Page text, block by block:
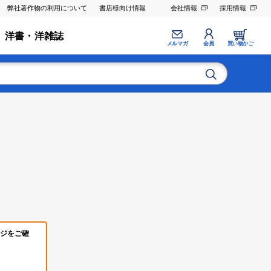
弊社著作物の利用について 書店様向け情報 会社情報 採用情報
洋書・洋雑誌
メルマガ 会員 買い物かご
をご確